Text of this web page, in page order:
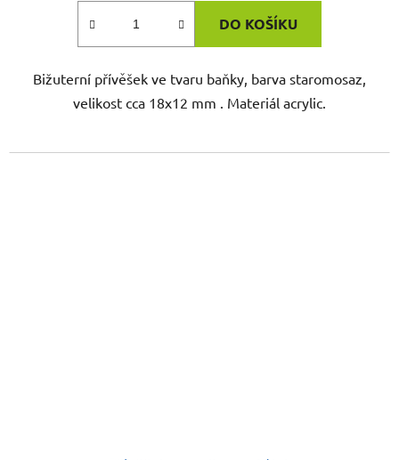
DO KOŠÍKU
Bižuterní přívěšek ve tvaru baňky, barva staromosaz,
velikost cca 18x12 mm . Materiál acrylic.